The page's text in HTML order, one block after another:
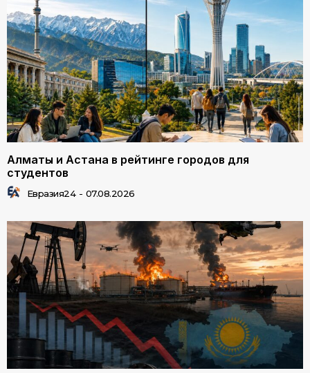
Алматы и Астана в рейтинге городов для
студентов
Евразия24 - 07.08.2026